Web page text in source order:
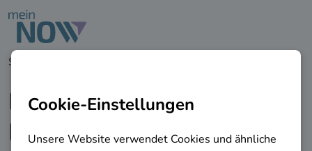
zu den Hauptinhalten springen
Startseite
Berufsbilder und
Perspektiven